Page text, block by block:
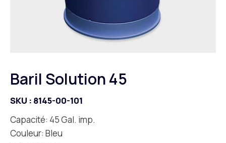
Baril Solution 45
SKU : 8145-00-101
Capacité: 45 Gal. imp.
Couleur: Bleu